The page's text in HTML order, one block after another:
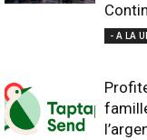
- A LA